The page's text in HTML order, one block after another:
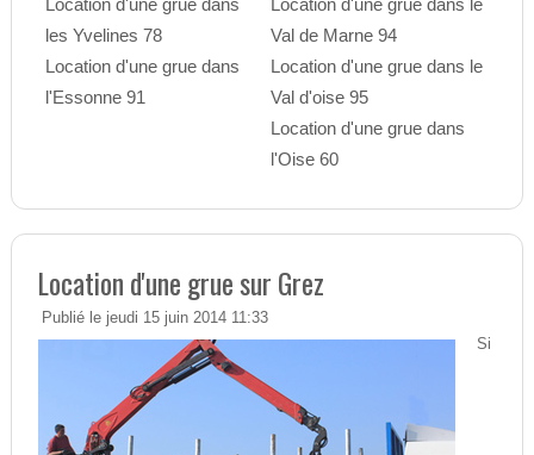
Location d'une grue dans
les Yvelines 78
Location d'une grue dans
l'Essonne 91
Location d'une grue dans le
Val de Marne 94
Location d'une grue dans le
Val d'oise 95
Location d'une grue dans
l'Oise 60
Location d'une grue sur Grez
Publié le jeudi 15 juin 2014 11:33
Si